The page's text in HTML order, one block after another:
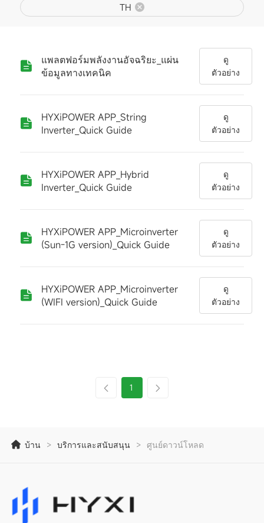
TH
แพลตฟอร์มพลังงานอัจฉริยะ_แผ่น
ข้อมูลทางเทคนิค
ดู
ตัวอย่าง
HYXiPOWER APP_String
Inverter_Quick Guide
ดู
ตัวอย่าง
HYXiPOWER APP_Hybrid
Inverter_Quick Guide
ดู
ตัวอย่าง
HYXiPOWER APP_Microinverter
(Sun-1G version)_Quick Guide
ดู
ตัวอย่าง
HYXiPOWER APP_Microinverter
(WIFI version)_Quick Guide
ดู
ตัวอย่าง
1
บ้าน > บริการและสนับสนุน > ศูนย์ดาวน์โหลด